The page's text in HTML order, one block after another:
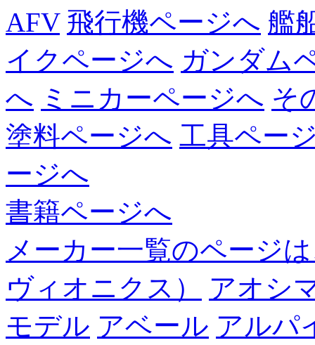
AFV 飛行機ページへ 艦
イクページへ ガンダム
へ ミニカーページへ そ
塗料ページへ 工具ペー
ージへ
書籍ページへ
メーカー一覧のページ
ヴィオニクス）
アオシ
モデル アベール アルパ